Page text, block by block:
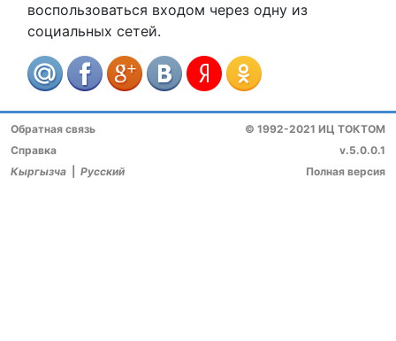
воспользоваться входом через одну из
социальных сетей.
© 1992-2021 ИЦ ТОКТОМ
v.5.0.0.1
Полная версия
Обратная связь
Справка
Кыргызча
Русский